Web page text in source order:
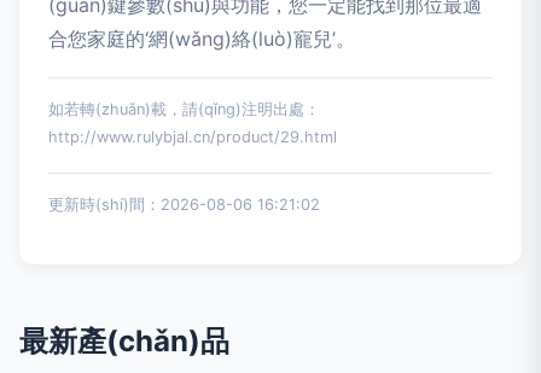
(guān)鍵參數(shù)與功能，您一定能找到那位最適
合您家庭的‘網(wǎng)絡(luò)寵兒’。
如若轉(zhuǎn)載，請(qǐng)注明出處：
http://www.rulybjal.cn/product/29.html
更新時(shí)間：2026-08-06 16:21:02
最新產(chǎn)品